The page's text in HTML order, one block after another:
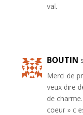
val.
BOUTIN
Merci de
veux dire
de
coeur » c